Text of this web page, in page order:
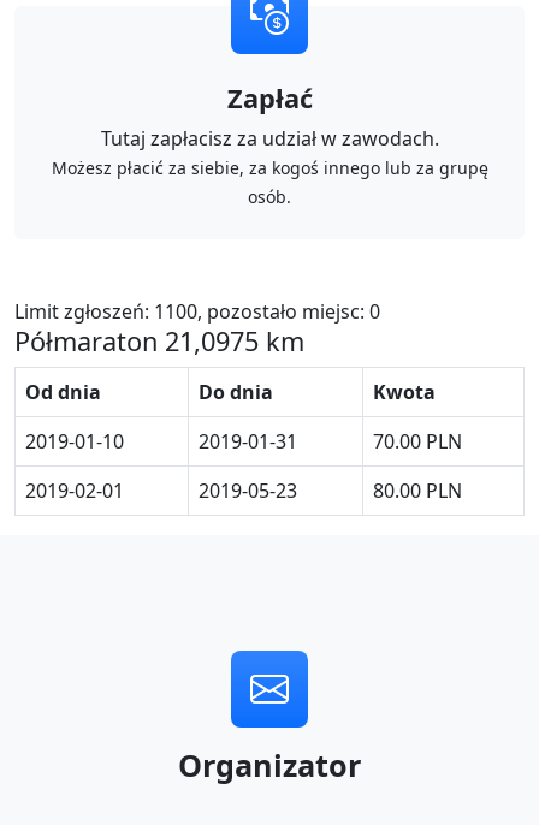
Zapłać
Tutaj zapłacisz za udział w zawodach.
Możesz płacić za siebie, za kogoś innego lub za grupę
osób.
Limit zgłoszeń: 1100, pozostało miejsc: 0
Półmaraton 21,0975 km
Od dnia Do dnia
Kwota
2019-01-10
2019-01-31
70.00 PLN
2019-02-01
2019-05-23 80.00 PLN
Organizator